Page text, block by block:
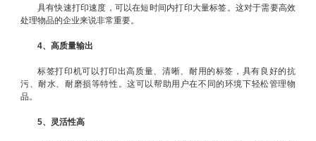
具有快速打印速度，可以在短时间内打印大量标签。这对于需要高效
处理物品的企业来说非常重要。
4、高质量输出
标签打印机可以打印出高质量、清晰、耐用的标签，具有良好的抗
污、耐水、耐磨损等特性。这可以帮助用户在不同的环境下轻松管理物
品。
5、灵活性高